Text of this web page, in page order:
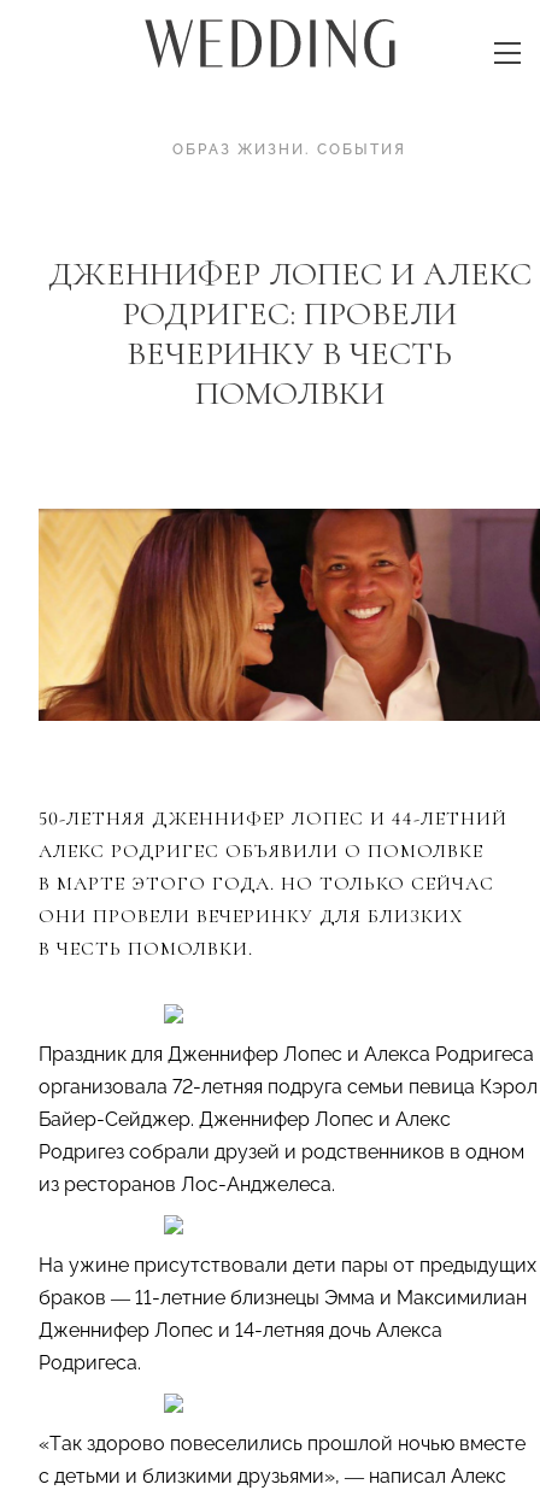
ОБРАЗ ЖИЗНИ . СОБЫТИЯ
ДЖЕННИФЕР ЛОПЕС И АЛЕКС
РОДРИГЕС: ПРОВЕЛИ
ВЕЧЕРИНКУ В ЧЕСТЬ
ПОМОЛВКИ
50-ЛЕТНЯЯ ДЖЕННИФЕР ЛОПЕС И 44-ЛЕТНИЙ
АЛЕКС РОДРИГЕС ОБЪЯВИЛИ О ПОМОЛВКЕ
В МАРТЕ ЭТОГО ГОДА. НО ТОЛЬКО СЕЙЧАС
ОНИ ПРОВЕЛИ ВЕЧЕРИНКУ ДЛЯ БЛИЗКИХ
В ЧЕСТЬ ПОМОЛВКИ.
Праздник для Дженнифер Лопес и Алекса Родригеса
организовала 72-летняя подруга семьи певица Кэрол
Байер-Сейджер. Дженнифер Лопес и Алекс
Родригез собрали друзей и родственников в одном
из ресторанов Лос-Анджелеса.
На ужине присутствовали дети пары от предыдущих
браков — 11-летние близнецы Эмма и Максимилиан
Дженнифер Лопес и 14-летняя дочь Алекса
Родригеса.
«Так здорово повеселились прошлой ночью вместе
с детьми и близкими друзьями», — написал Алекс